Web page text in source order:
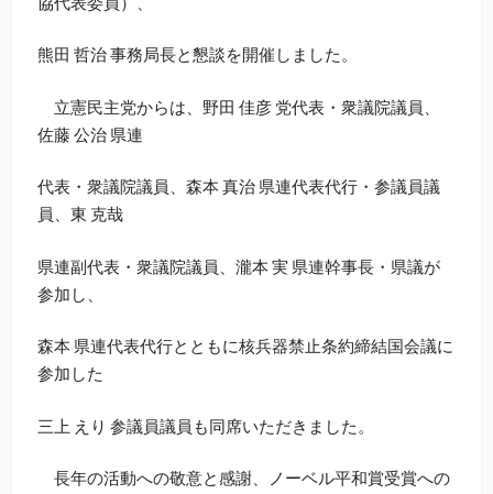
熊田 哲治 事務局長と懇談を開催しました。
立憲民主党からは、野田 佳彦 党代表・衆議院議員、
佐藤 公治 県連
代表・衆議院議員、森本 真治 県連代表代行・参議員議
員、東 克哉
県連副代表・衆議院議員、瀧本 実 県連幹事長・県議が
参加し、
森本 県連代表代行とともに核兵器禁止条約締結国会議に
参加した
三上 えり 参議員議員も同席いただきました。
長年の活動への敬意と感謝、ノーベル平和賞受賞への